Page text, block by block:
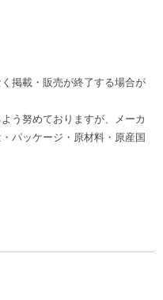
掲載・販売が終了する場合が
う努めておりますが、メーカ
パッケージ・原材料・原産国